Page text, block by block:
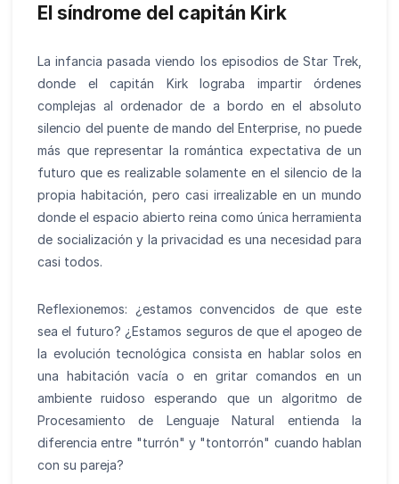
El síndrome del capitán Kirk
La infancia pasada viendo los episodios de Star Trek,
donde el capitán Kirk lograba impartir órdenes
complejas al ordenador de a bordo en el absoluto
silencio del puente de mando del Enterprise, no puede
más que representar la romántica expectativa de un
futuro que es realizable solamente en el silencio de la
propia habitación, pero casi irrealizable en un mundo
donde el espacio abierto reina como única herramienta
de socialización y la privacidad es una necesidad para
casi todos.
Reflexionemos: ¿estamos convencidos de que este
sea el futuro? ¿Estamos seguros de que el apogeo de
la evolución tecnológica consista en hablar solos en
una habitación vacía o en gritar comandos en un
ambiente ruidoso esperando que un algoritmo de
Procesamiento de Lenguaje Natural entienda la
diferencia entre "turrón" y "tontorrón" cuando hablan
con su pareja?